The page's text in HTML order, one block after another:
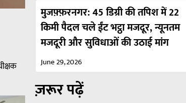
मुजफ़्फ़रनगर: 45 डिग्री की तपिश में 22
किमी पैदल चले ईंट भट्ठा मजदूर, न्यूनतम
मजदूरी और सुविधाओं की उठाई मांग
June 29, 2026
ज़रूर पढ़ें